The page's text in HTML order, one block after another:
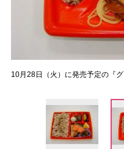
10月28日（火）に発売予定の『